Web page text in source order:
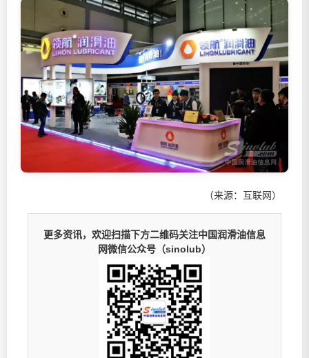
（来源：互联网）
更多资讯，欢迎扫描下方二维码关注中国润滑油信息
网微信公众号（sinolub）